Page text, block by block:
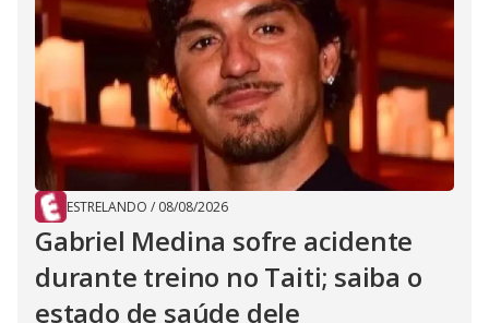
ESTRELANDO / 08/08/2026
Gabriel Medina sofre acidente
durante treino no Taiti; saiba o
estado de saúde dele